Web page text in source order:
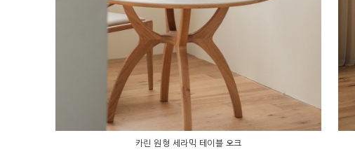
카린 원형 세라믹 테이블 오크